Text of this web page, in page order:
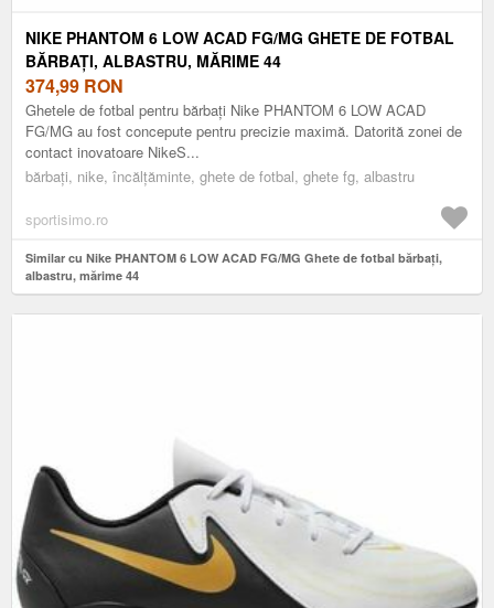
NIKE PHANTOM 6 LOW ACAD FG/MG GHETE DE FOTBAL
BĂRBAȚI, ALBASTRU, MĂRIME 44
374,99 RON
Ghetele de fotbal pentru bărbați Nike PHANTOM 6 LOW ACAD
FG/MG au fost concepute pentru precizie maximă. Datorită zonei de
contact inovatoare NikeS...
bărbați, nike, încălțăminte, ghete de fotbal, ghete fg, albastru
sportisimo.ro
Similar cu Nike PHANTOM 6 LOW ACAD FG/MG Ghete de fotbal bărbați,
albastru, mărime 44